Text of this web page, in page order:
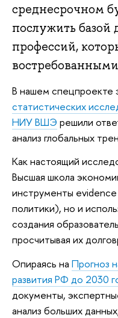
среднесрочном
послужить базой
профессий,
В нашем спецпроекте
статистических
НИУ ВШЭ решили
анализ глобальных
Как настоящий
Высшая школа
инструменты
политики), но и
создания
просчитывая их
Опираясь на Прогноз
развития РФ до 2030
документы,
анализ больших